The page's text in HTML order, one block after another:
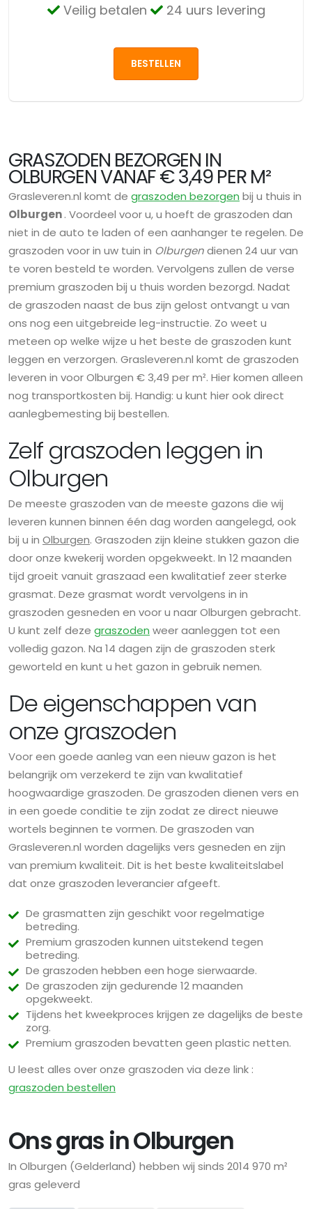
Veilig betalen 24 uurs levering
BESTELLEN
GRASZODEN BEZORGEN IN
OLBURGEN VANAF € 3,49 PER M²
Grasleveren.nl komt de graszoden bezorgen bij u thuis in
Olburgen. Voordeel voor u, u hoeft de graszoden dan
niet in de auto te laden of een aanhanger te regelen. De
graszoden voor in uw tuin in Olburgendienen 24 uur van
te voren besteld te worden. Vervolgens zullen de verse
premium graszoden bij u thuis worden bezorgd. Nadat
de graszoden naast de bus zijn gelost ontvangt u van
ons nog een uitgebreide leg-instructie. Zo weet u
meteen op welke wijze u het beste de graszoden kunt
leggen en verzorgen. Grasleveren.nl komt de graszoden
leveren in voor Olburgen € 3,49 per m². Hier komen alleen
nog transportkosten bij. Handig: u kunt hier ook direct
aanlegbemesting bij bestellen.
Zelf graszoden leggen in
Olburgen
De meeste graszoden van de meeste gazons die wij
leveren kunnen binnen één dag worden aangelegd, ook
bij u in Olburgen. Graszoden zijn kleine stukken gazon die
door onze kwekerij worden opgekweekt. In 12 maanden
tijd groeit vanuit graszaad een kwalitatief zeer sterke
grasmat. Deze grasmat wordt vervolgens in in
graszoden gesneden en voor u naar Olburgen gebracht.
U kunt zelf deze graszoden weer aanleggen tot een
volledig gazon. Na 14 dagen zijn de graszoden sterk
geworteld en kunt u het gazon in gebruik nemen.
De eigenschappen van
onze graszoden
Voor een goede aanleg van een nieuw gazon is het
belangrijk om verzekerd te zijn van kwalitatief
hoogwaardige graszoden. De graszoden dienen vers en
in een goede conditie te zijn zodat ze direct nieuwe
wortels beginnen te vormen. De graszoden van
Grasleveren.nl worden dagelijks vers gesneden en zijn
van premium kwaliteit. Dit is het beste kwaliteitslabel
dat onze graszoden leverancier afgeeft.
De grasmatten zijn geschikt voor regelmatige
betreding.
Premium graszoden kunnen uitstekend tegen
betreding.
De graszoden hebben een hoge sierwaarde.
De graszoden zijn gedurende 12 maanden
opgekweekt.
Tijdens het kweekproces krijgen ze dagelijks de beste
zorg.
Premium graszoden bevatten geen plastic netten.
U leest alles over onze graszoden via deze link :
graszoden bestellen
Ons gras in Olburgen
In Olburgen (Gelderland) hebben wij sinds 2014 970 m²
gras geleverd